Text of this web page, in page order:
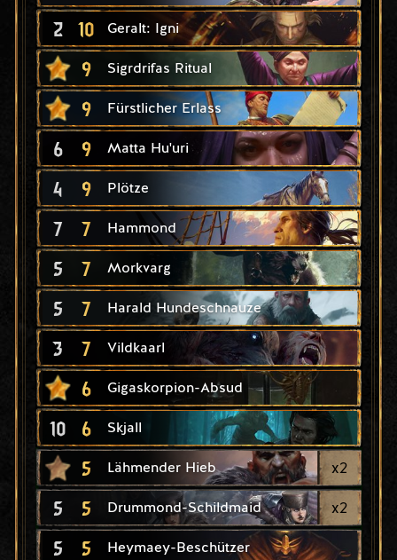
2 10 Geralt: Igni
9 Sigrdrifas Ritual
9 Fürstlicher Erlass
6 9 Matta Hu'uri
4 9 Plötze
7 7 Hammond
5 7 Morkvarg
5 7 Harald Hundeschnauze
3 7 Vildkaarl
6 Gigaskorpion-Absud
10 6 Skjall
5 Lähmender Hieb x2
5 5 Drummond-Schildmaid x2
5 5 Heymaey-Beschützer